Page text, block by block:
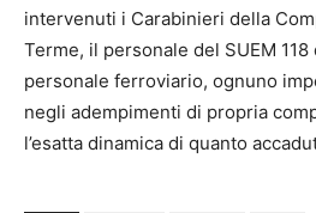
intervenuti i Carabinieri della
Terme, il personale del SUEM
personale ferroviario, ognuno
negli adempimenti di propria
l’esatta dinamica di quanto